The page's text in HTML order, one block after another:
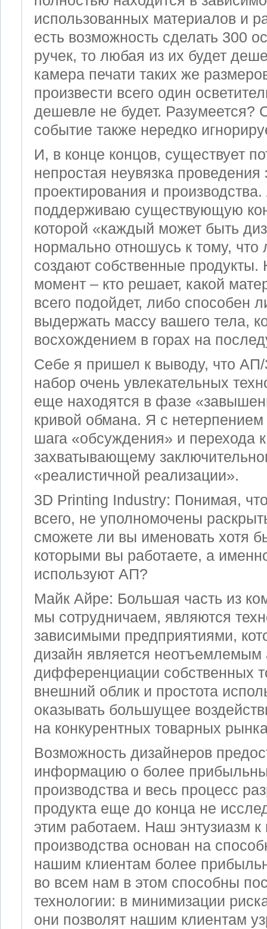
использованных материалов и
есть возможность сделать 300
ручек, то любая из их будет
камера печати таких же
произвести всего один
дешевле не будет. Разумеется?
событие также нередко
И, в конце концов, существует
непростая неувязка проведения
проектирования и
поддерживаю существующую
которой «каждый может быть
нормально отношусь к тому,
создают собственные
момент – кто решает, какой
всего подойдет, либо способен
выдержать массу вашего тела,
восхождением в горах на
Себе я пришел к выводу, что AП/
набор очень увлекательных
еще находятся в фазе
кривой обмана. Я с
шага «обсуждения» и перехода
захватывающему
«реалистичной реализации».
3D Printing Industry: Понимая,
всего, не уполномочены
сможете ли вы именовать хотя
которыми вы работаете, а
используют AП?
Майк Айре: Большая часть из
мы сотрудничаем, являются
зависимыми предприятиями,
дизайн является неотъемлемым
дифференциации собственных
внешний облик и простота
оказывать большущее
на конкурентных товарных
Возможность дизайнеров
информацию о более
производства и весь процесс
продукта еще до конца не
этим работаем. Наш энтузиазм
производства основан на
нашим клиентам более
во всем нам в этом способны
технологии: в минимизации
они позволят нашим клиентам